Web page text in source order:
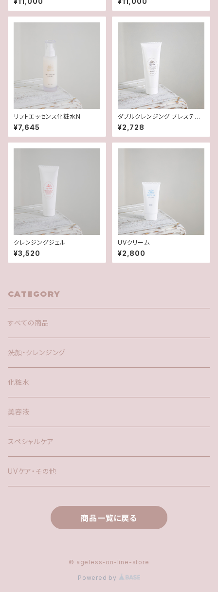
リフトエッセンス化粧水N
¥7,645
ダブルクレンジング プレステー
ジ
¥2,728
クレンジングジェル
¥3,520
UVクリーム
¥2,800
CATEGORY
すべての商品
洗顔・クレンジング
化粧水
美容液
スペシャルケア
UVケア・その他
商品一覧に戻る
© ageless-on-line-store
Powered by